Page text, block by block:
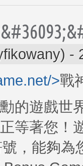
-
>戰
的遊戲世
等著您！
，能夠